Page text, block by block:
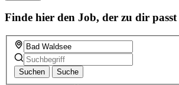
Finde hier den Job, der zu dir passt
Suchen Suche